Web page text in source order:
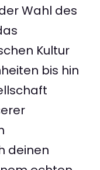
Wahl des
Kultur
bis hin
deinen